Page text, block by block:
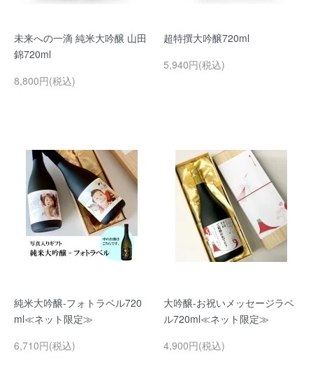
未来への一滴 純米大吟醸 山田
錦720ml
8,800円(税込)
超特撰大吟醸720ml
5,940円(税込)
純米大吟醸-フォトラベル720
ml≪ネット限定≫
6,710円(税込)
大吟醸-お祝いメッセージラベ
ル720ml≪ネット限定≫
4,900円(税込)